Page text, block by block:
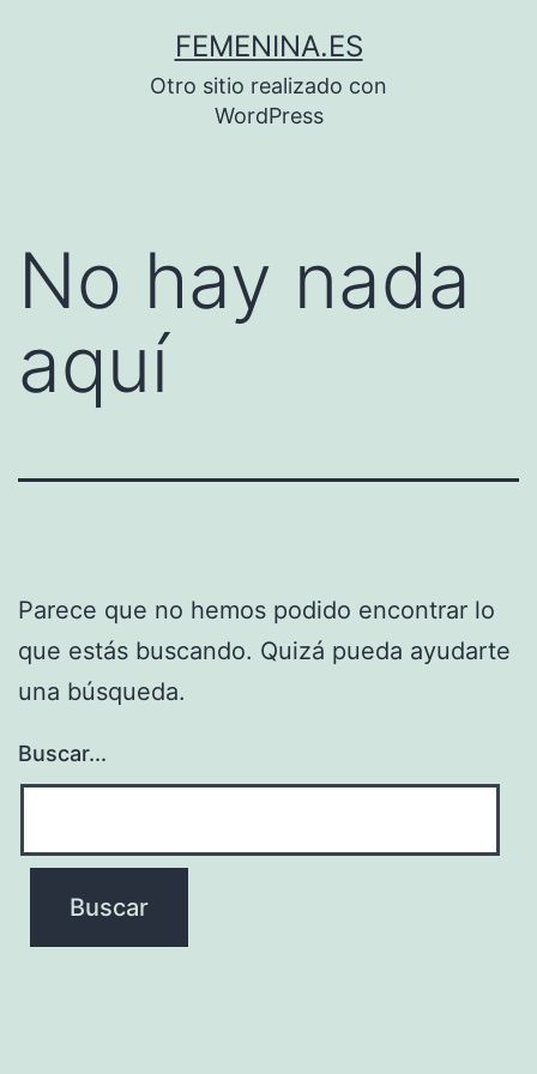
FEMENINA.ES
Otro sitio realizado con
WordPress
No hay nada
aquí
Parece que no hemos podido encontrar lo
que estás buscando. Quizá pueda ayudarte
una búsqueda.
Buscar...